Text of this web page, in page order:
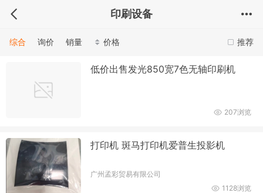
印刷设备
推荐
综合 询价 销量 价格
低价出售发光850宽7色无轴印刷机
207浏览
打印机 斑马打印机爱普生投影机
广州孟彩贸易有限公司
1128浏览